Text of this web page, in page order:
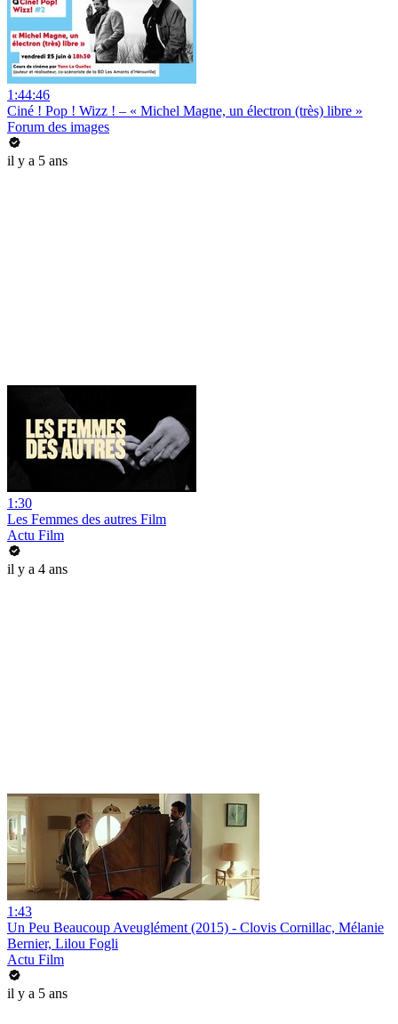
1:44:46
Ciné ! Pop ! Wizz ! – « Michel Magne, un électron (très) libre »
Forum des images
il y a 5 ans
1:30
Les Femmes des autres Film
Actu Film
il y a 4 ans
1:43
Un Peu Beaucoup Aveuglément (2015) - Clovis Cornillac, Mélanie
Bernier, Lilou Fogli
Actu Film
il y a 5 ans